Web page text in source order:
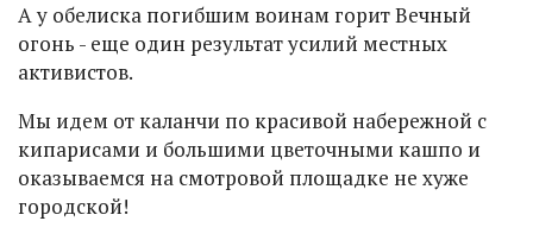
А у обелиска погибшим воинам горит Вечный
огонь - еще один результат усилий местных
активистов.
Мы идем от каланчи по красивой набережной с
кипарисами и большими цветочными кашпо и
оказываемся на смотровой площадке не хуже
городской!